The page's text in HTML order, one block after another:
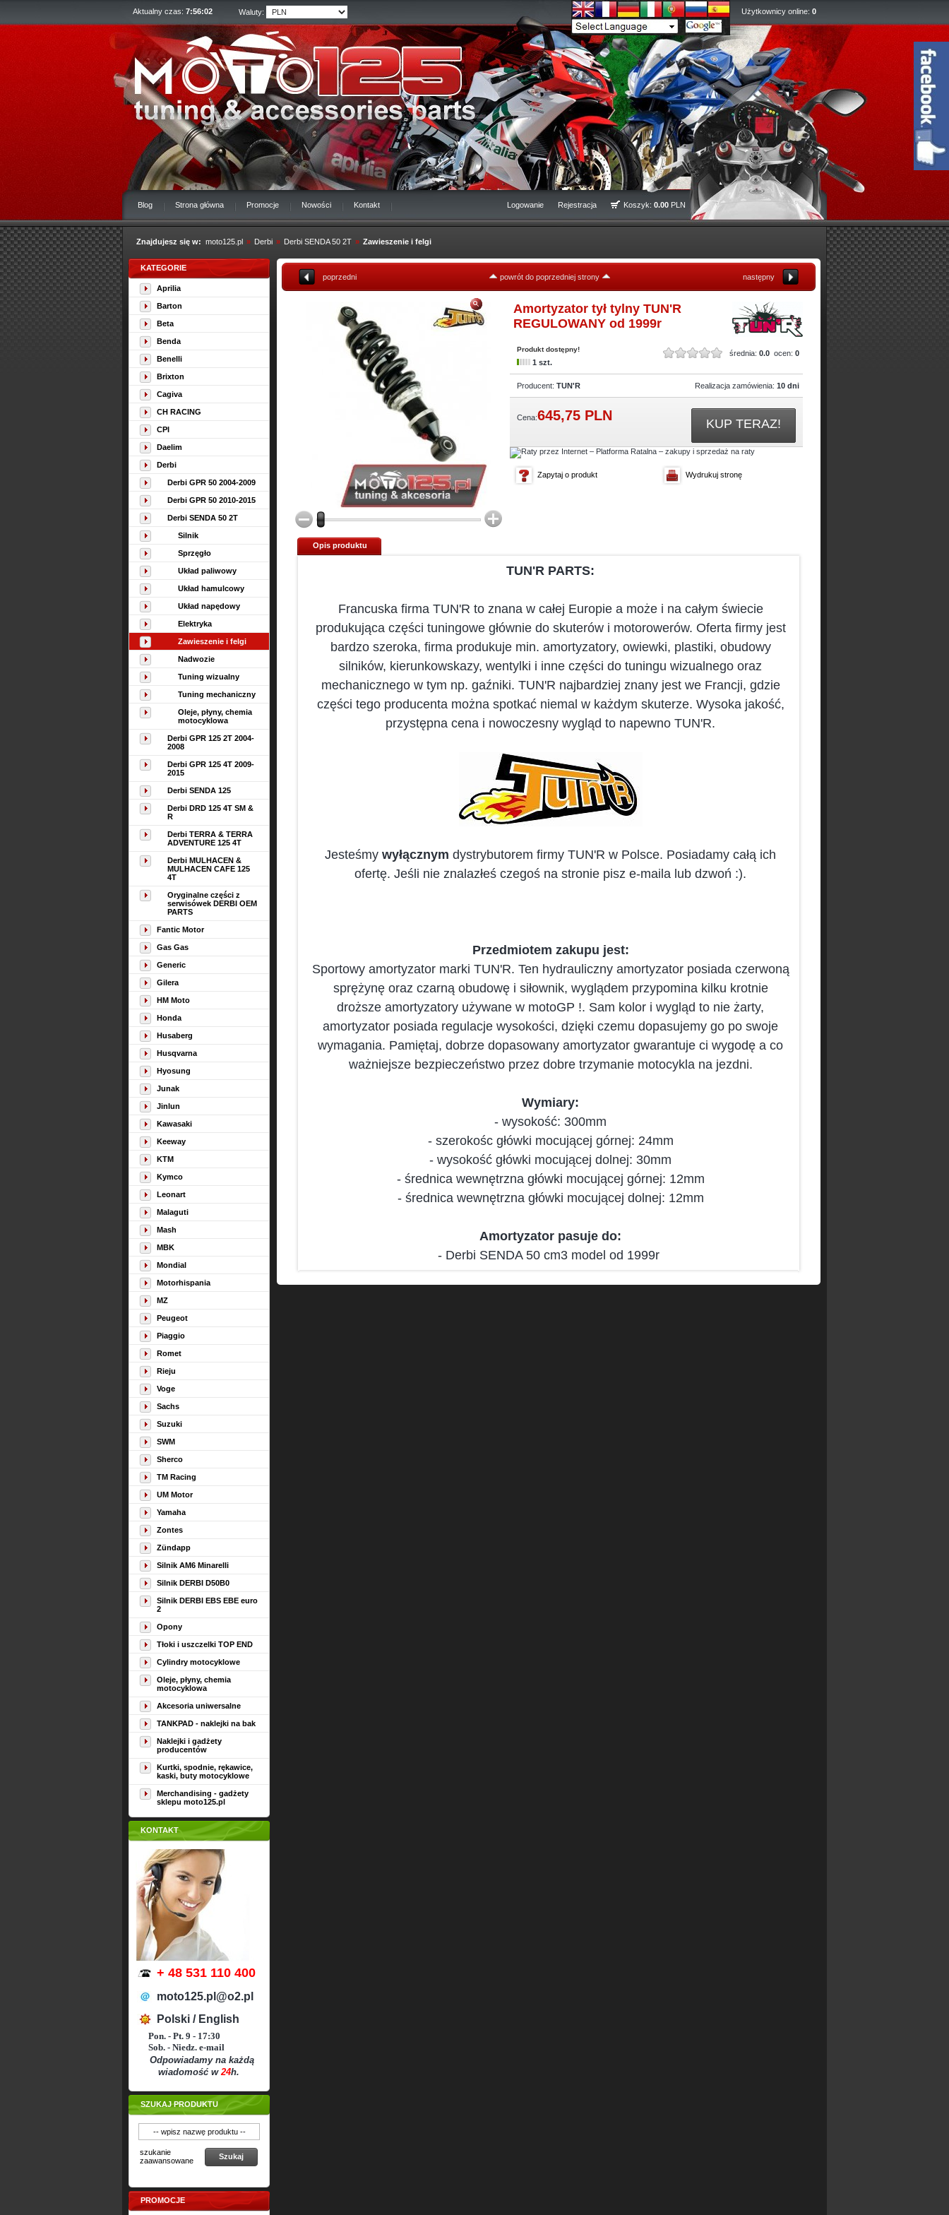
Użytkownicy online: 0
Aktualny czas: 7:56:03 Waluty:
Blog Strona główna Promocje Nowości Kontakt Logowanie Rejestracja Koszyk: 0.00 PLN
Znajdujesz się w: moto125.pl » Derbi » Derbi SENDA 50 2T » Zawieszenie i felgi
KATEGORIE
Aprilia
Barton
Beta
Benda
Benelli
Brixton
Cagiva
CH RACING
CPI
Daelim
Derbi
Derbi GPR 50 2004-2009
Derbi GPR 50 2010-2015
Derbi SENDA 50 2T
Silnik
Sprzęgło
Układ paliwowy
Układ hamulcowy
Układ napędowy
Elektryka
Zawieszenie i felgi
Nadwozie
Tuning wizualny
Tuning mechaniczny
Oleje, płyny, chemia
motocyklowa
Derbi GPR 125 2T 2004-
2008
Derbi GPR 125 4T 2009-
2015
Derbi SENDA 125
Derbi DRD 125 4T SM &
R
Derbi TERRA & TERRA
ADVENTURE 125 4T
Derbi MULHACEN &
MULHACEN CAFE 125
4T
Oryginalne części z
serwisówek DERBI OEM
PARTS
Fantic Motor
Gas Gas
Generic
Gilera
HM Moto
Honda
Husaberg
Husqvarna
Hyosung
Junak
Jinlun
Kawasaki
Keeway
KTM
Kymco
Leonart
Malaguti
Mash
MBK
Mondial
Motorhispania
MZ
Peugeot
Piaggio
Romet
Rieju
Voge
Sachs
Suzuki
SWM
Sherco
TM Racing
UM Motor
Yamaha
Zontes
Zündapp
Silnik AM6 Minarelli
Silnik DERBI D50B0
Silnik DERBI EBS EBE euro
2
Opony
Tłoki i uszczelki TOP END
Cylindry motocyklowe
Oleje, płyny, chemia
motocyklowa
Akcesoria uniwersalne
TANKPAD - naklejki na bak
Naklejki i gadżety
producentów
Kurtki, spodnie, rękawice,
kaski, buty motocyklowe
Merchandising - gadżety
sklepu moto125.pl
KONTAKT
+ 48 531 110 400
moto125.pl@o2.pl
Polski / English
Pon. - Pt. 9 - 17:30
Sob. - Niedz. e-mail
Odpowiadamy na każdą
wiadomość w24h.
SZUKAJ PRODUKTU
szukanie
zaawansowane
Szukaj
PROMOCJE
poprzedni powrót do poprzedniej strony następny
Amortyzator tył tylny TUN'R
REGULOWANY od 1999r
Produkt dostępny!
1 szt.
średnia: 0.0 ocen: 0
Realizacja zamówienia: 10 dni
Producent: TUN'R
KUP TERAZ!
Cena:645,75 PLN
Zapytaj o produkt Wydrukuj stronę
Opis produktu
TUN'R PARTS:
Francuska firma TUN'R to znana w całej Europie a może i na całym świecie
produkująca części tuningowe głównie do skuterów i motorowerów. Oferta firmy jest
bardzo szeroka, firma produkuje min. amortyzatory, owiewki, plastiki, obudowy
silników, kierunkowskazy, wentylki i inne części do tuningu wizualnego oraz
mechanicznego w tym np. gaźniki. TUN'R najbardziej znany jest we Francji, gdzie
części tego producenta można spotkać niemal w każdym skuterze. Wysoka jakość,
przystępna cena i nowoczesny wygląd to napewno TUN'R.
Jesteśmy wyłącznym dystrybutorem firmy TUN'R w Polsce. Posiadamy całą ich
ofertę. Jeśli nie znalazłeś czegoś na stronie pisz e-maila lub dzwoń :).
Przedmiotem zakupu jest:
Sportowy amortyzator marki TUN'R. Ten hydrauliczny amortyzator posiada czerwoną
sprężynę oraz czarną obudowę i siłownik, wyglądem przypomina kilku krotnie
droższe amortyzatory używane w motoGP !. Sam kolor i wygląd to nie żarty,
amortyzator posiada regulacje wysokości, dzięki czemu dopasujemy go po swoje
wymagania. Pamiętaj, dobrze dopasowany amortyzator gwarantuje ci wygodę a co
ważniejsze bezpieczeństwo przez dobre trzymanie motocykla na jezdni.
Wymiary:
- wysokość: 300mm
- szerokośc główki mocującej górnej: 24mm
- wysokość główki mocującej dolnej: 30mm
- średnica wewnętrzna główki mocującej górnej: 12mm
- średnica wewnętrzna główki mocującej dolnej: 12mm
Amortyzator pasuje do:
- Derbi SENDA 50 cm3 model od 1999r